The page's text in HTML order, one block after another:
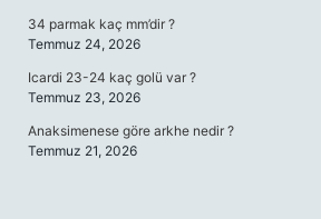
34 parmak kaç mm’dir ?
Temmuz 24, 2026
Icardi 23-24 kaç golü var ?
Temmuz 23, 2026
Anaksimenese göre arkhe nedir ?
Temmuz 21, 2026